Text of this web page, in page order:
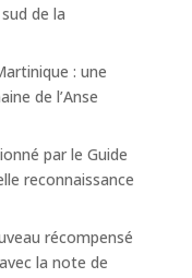
de la
: une
de l’Anse
par le Guide
reconnaissance
récompensé
la note de